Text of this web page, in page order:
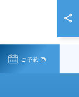
ご予約